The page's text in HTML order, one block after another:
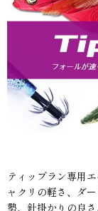
ティップラン専用
ャクリの軽さ、ダ
勢、針掛かりの良